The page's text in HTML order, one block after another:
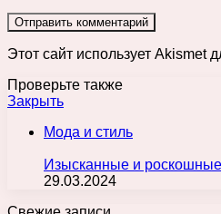
Этот сайт использует Akismet
Проверьте также
Закрыть
Мода и стиль
Изысканные и
29.03.2024